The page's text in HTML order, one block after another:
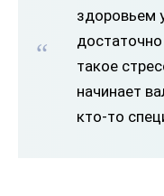
здоровьем
такое
начинает
кто-то